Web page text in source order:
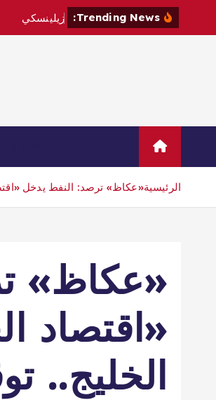
ز يلينسكي
الرئيسية«عكاظ» ترصد: النفط يدخل «اقتصاد
«عكاظ»
«اقتصاد
الخليج..